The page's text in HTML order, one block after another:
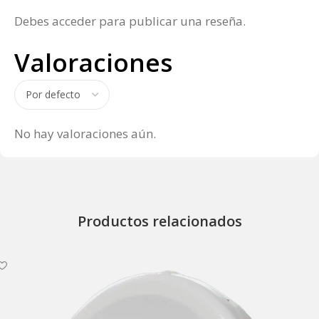
Valoraciones
No hay valoraciones aún.
Debes acceder para publicar una reseña.
Productos relacionados